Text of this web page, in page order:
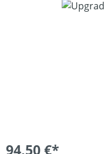
Bildergalerie
94,50 €*